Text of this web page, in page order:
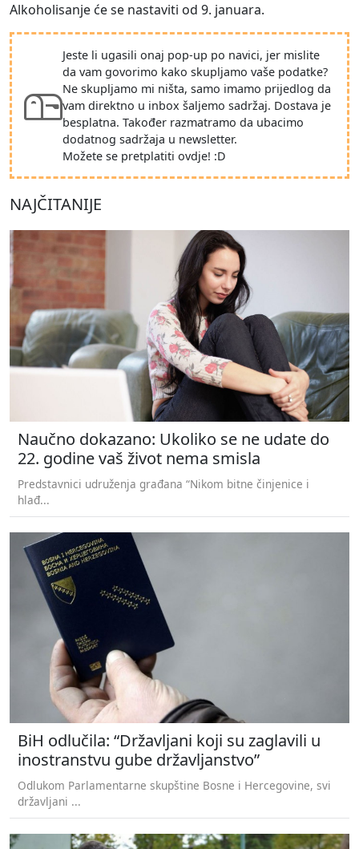
Alkoholisanje će se nastaviti od 9. januara.
Jeste li ugasili onaj pop-up po navici, jer mislite
da vam govorimo kako skupljamo vaše podatke?
Ne skupljamo mi ništa, samo imamo prijedlog da
vam direktno u inbox šaljemo sadržaj. Dostava je
besplatna. Također razmatramo da ubacimo
dodatnog sadržaja u newsletter.
Možete se pretplatiti ovdje! :D
NAJČITANIJE
Naučno dokazano: Ukoliko se ne udate do
22. godine vaš život nema smisla
Predstavnici udruženja građana “Nikom bitne činjenice i
hlađ...
BiH odlučila: “Državljani koji su zaglavili u
inostranstvu gube državljanstvo”
Odlukom Parlamentarne skupštine Bosne i Hercegovine, svi
državljani ...